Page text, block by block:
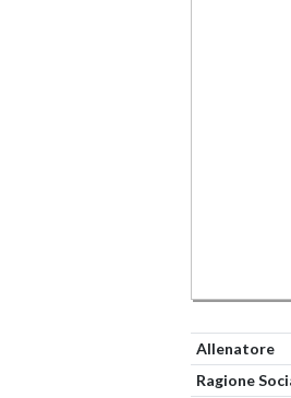
Allenatore
Ragione